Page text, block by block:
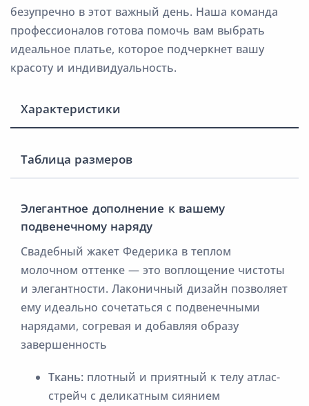
безупречно в этот важный день. Наша команда
профессионалов готова помочь вам выбрать
идеальное платье, которое подчеркнет вашу
красоту и индивидуальность.
Характеристики
Таблица размеров
Элегантное дополнение к вашему
подвенечному наряду
Свадебный жакет Федерика в теплом
молочном оттенке — это воплощение чистоты
и элегантности. Лаконичный дизайн позволяет
ему идеально сочетаться с подвенечными
нарядами, согревая и добавляя образу
завершенность
Ткань: плотный и приятный к телу атлас-
стрейч с деликатным сиянием